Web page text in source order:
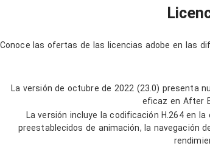
Conoce las ofertas de las licencias adobe en las
La versión de octubre de 2022 (23.0) presenta
eficaz en After
La versión incluye la codificación H.264 en
preestablecidos de animación, la navegación